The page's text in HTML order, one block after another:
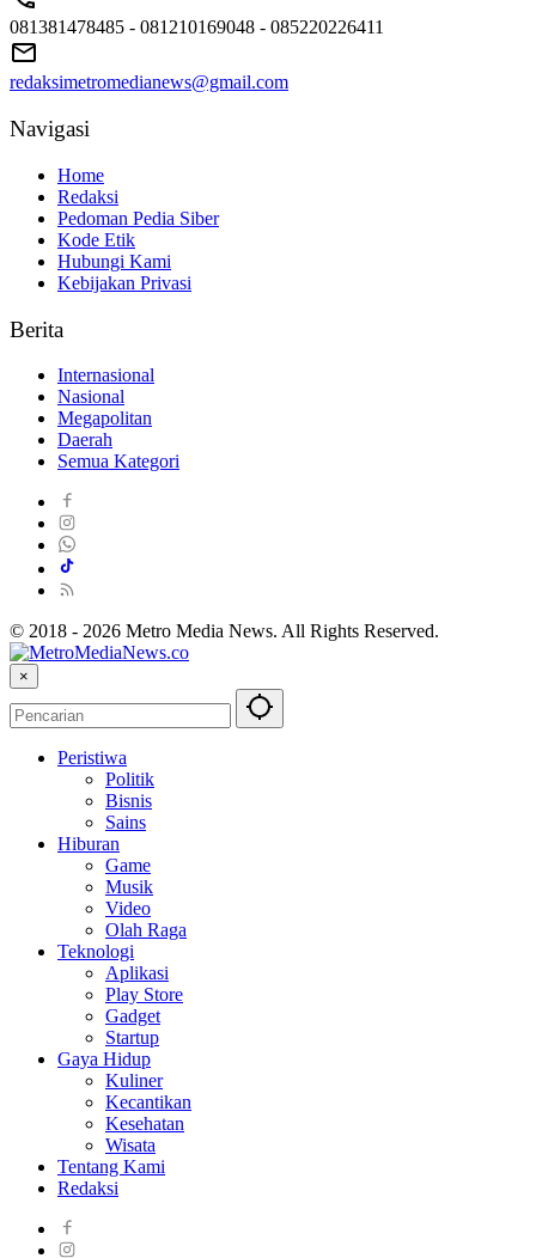
081381478485 - 081210169048 - 085220226411
redaksimetromedianews@gmail.com
Navigasi
Home
Redaksi
Pedoman Pedia Siber
Kode Etik
Hubungi Kami
Kebijakan Privasi
Berita
Internasional
Nasional
Megapolitan
Daerah
Semua Kategori
© 2018 - 2026 Metro Media News. All Rights Reserved.
×
Peristiwa
Politik
Bisnis
Sains
Hiburan
Game
Musik
Video
Olah Raga
Teknologi
Aplikasi
Play Store
Gadget
Startup
Gaya Hidup
Kuliner
Kecantikan
Kesehatan
Wisata
Tentang Kami
Redaksi